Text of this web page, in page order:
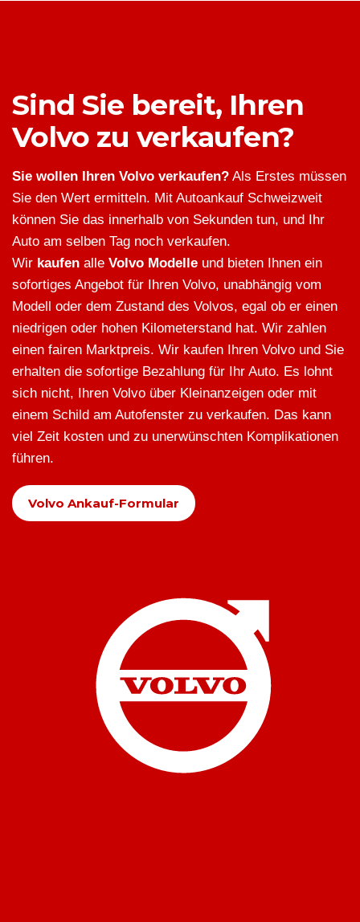
Sind Sie bereit, Ihren
Volvo zu verkaufen?
Sie wollen Ihren Volvo verkaufen? Als Erstes müssen
Sie den Wert ermitteln. Mit Autoankauf Schweizweit
können Sie das innerhalb von Sekunden tun, und Ihr
Auto am selben Tag noch verkaufen.
Wir kaufen alle Volvo Modelle und bieten Ihnen ein
sofortiges Angebot für Ihren Volvo, unabhängig vom
Modell oder dem Zustand des Volvos, egal ob er einen
niedrigen oder hohen Kilometerstand hat. Wir zahlen
einen fairen Marktpreis. Wir kaufen Ihren Volvo und Sie
erhalten die sofortige Bezahlung für Ihr Auto. Es lohnt
sich nicht, Ihren Volvo über Kleinanzeigen oder mit
einem Schild am Autofenster zu verkaufen. Das kann
viel Zeit kosten und zu unerwünschten Komplikationen
führen.
Volvo Ankauf-Formular